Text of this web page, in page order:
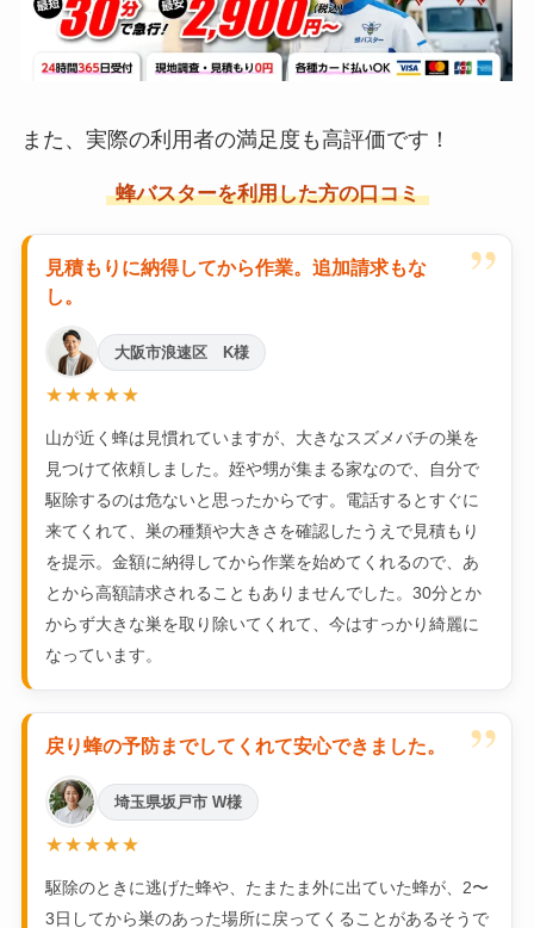
また、実際の利用者の満足度も高評価です！
蜂バスターを利用した方の口コミ
”
見積もりに納得してから作業。追加請求もな
し。
大阪市浪速区 K様
★★★★★
山が近く蜂は見慣れていますが、大きなスズメバチの巣を
見つけて依頼しました。姪や甥が集まる家なので、自分で
駆除するのは危ないと思ったからです。電話するとすぐに
来てくれて、巣の種類や大きさを確認したうえで見積もり
を提示。金額に納得してから作業を始めてくれるので、あ
とから高額請求されることもありませんでした。30分とか
からず大きな巣を取り除いてくれて、今はすっかり綺麗に
なっています。
”
戻り蜂の予防までしてくれて安心できました。
埼玉県坂戸市 W様
★★★★★
駆除のときに逃げた蜂や、たまたま外に出ていた蜂が、2〜
3日してから巣のあった場所に戻ってくることがあるそうで